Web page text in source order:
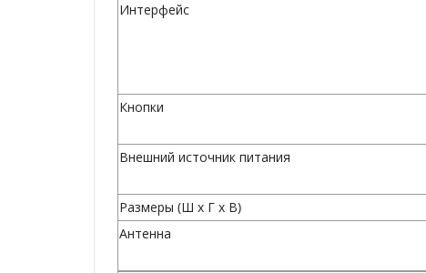
Интерфейс
Кнопки
Внешний источник питания
Размеры (Ш x Г x В)
Антенна